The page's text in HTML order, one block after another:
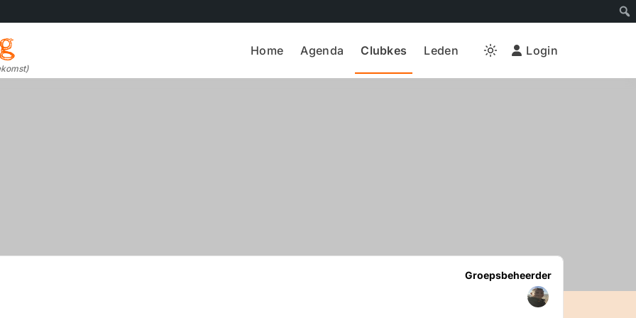
Home Agenda Clubkes Leden
Light
mode
Login
Groepsleiderschap
Groepsbeheerder